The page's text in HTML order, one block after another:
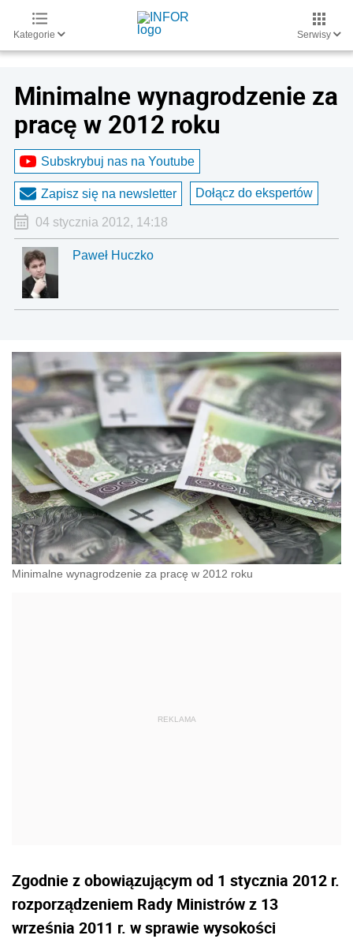
Kategorie Serwisy
Minimalne wynagrodzenie za
pracę w 2012 roku
Subskrybuj nas na Youtube
Zapisz się na newsletter Dołącz do ekspertów
04 stycznia 2012, 14:18
Paweł Huczko
Minimalne wynagrodzenie za pracę w 2012 roku
Zgodnie z obowiązującym od 1 stycznia 2012 r.
rozporządzeniem Rady Ministrów z 13
września 2011 r. w sprawie wysokości